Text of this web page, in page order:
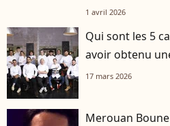
1 avril 2026
Qui sont les 5
avoir obtenu
17 mars 2026
Merouan